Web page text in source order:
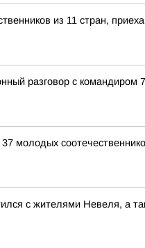
из 11 стран,
разговор с
молодых
с жителями Невеля, а